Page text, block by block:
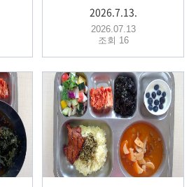
2026.7.13.
2026.07.13
조회 16